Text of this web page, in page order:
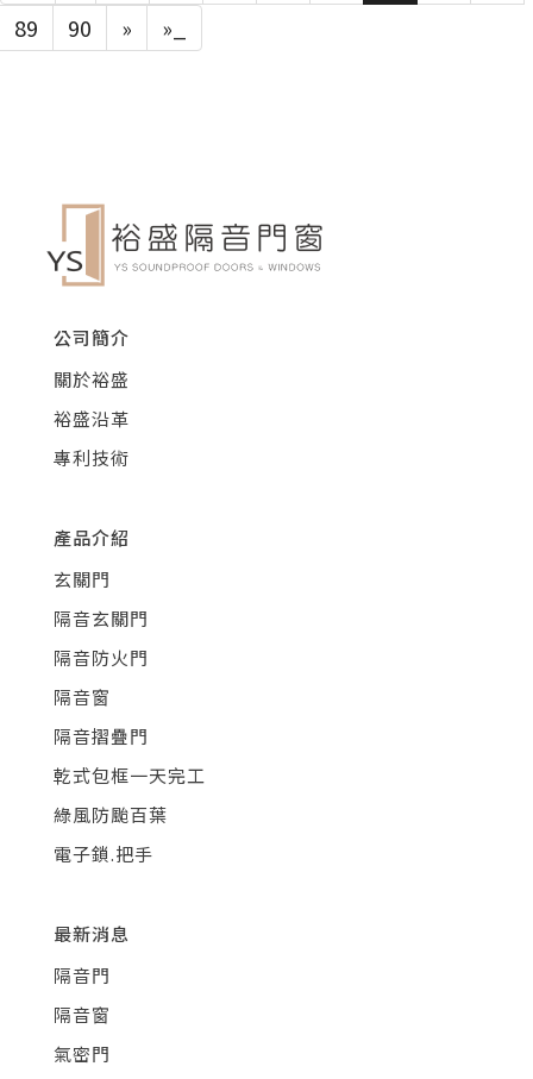
89
90 » »_
公司簡介
關於裕盛
裕盛沿革
專利技術
產品介紹
玄關門
隔音玄關門
隔音防火門
隔音窗
隔音摺疊門
乾式包框一天完工
綠風防颱百葉
電子鎖.把手
最新消息
隔音門
隔音窗
氣密門